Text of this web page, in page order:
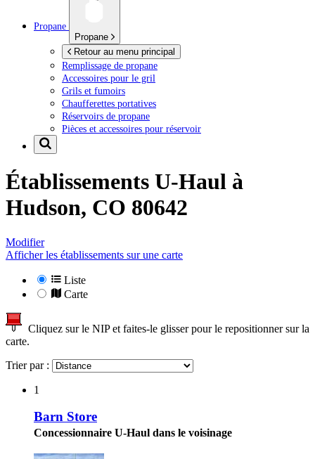
Propane
Propane
Retour au menu principal
Remplissage de propane
Accessoires pour le gril
Grils et fumoirs
Chaufferettes portatives
Réservoirs de propane
Pièces et accessoires pour réservoir
Établissements U-Haul à
Hudson, CO 80642
Modifier
Afficher les établissements sur une carte
Liste
Carte
Cliquez sur le NIP et faites-le glisser pour le repositionner sur la
carte.
Trier par :
1
Barn Store
Concessionnaire U-Haul dans le voisinage